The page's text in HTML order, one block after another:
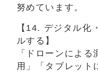
努めています。
【14. デジタル化
ルする】
「ドローンによ
用」「タブレット